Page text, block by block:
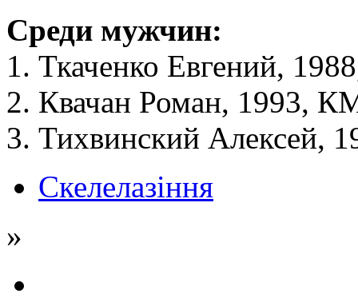
Среди мужчин:
1. Ткаченко Евгений,
2. Квачан Роман, 1993,
3. Тихвинский
Скелелазіння
»